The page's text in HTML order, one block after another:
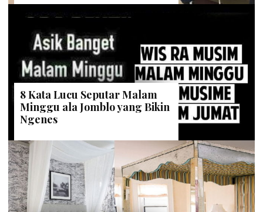
8 Kata Lucu Seputar Malam
Minggu ala Jomblo yang Bikin
Ngenes